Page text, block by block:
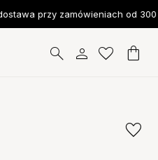
przy zamówieniach od 300